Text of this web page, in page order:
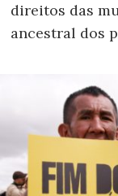
direitos das
ancestral dos